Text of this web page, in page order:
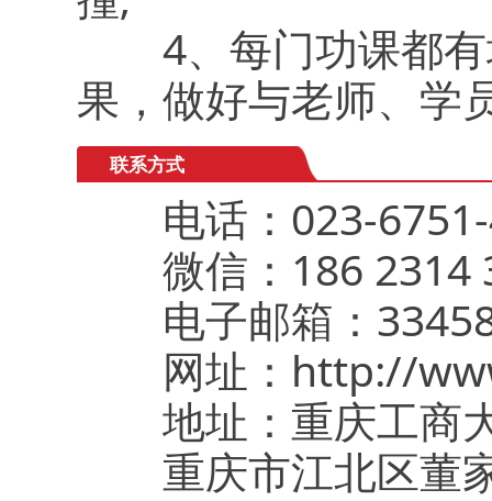
4、每门功课都有
果，做好与老师、学
联系方式
电话：023-6751-
微信：186 2314
电子邮箱：
网址：http://
地址：重庆工商
重庆市江北区董